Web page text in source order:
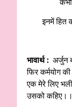
इनमें हित
भावार्थ : अर्जुन
फिर कर्मयोग
एक मेरे लिए
उसको